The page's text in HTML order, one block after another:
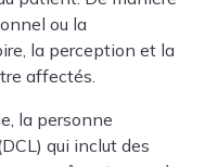
ou la
la perception et la
affectés.
la personne
qui inclut des